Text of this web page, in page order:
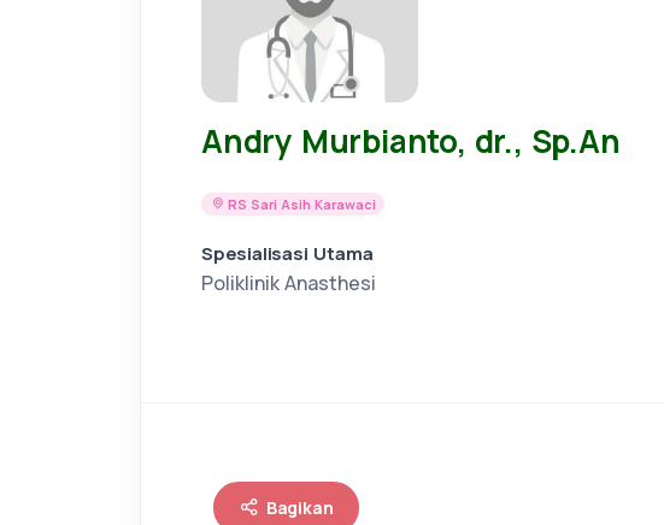
Andry Murbianto, dr., Sp.An
RS Sari Asih Karawaci
Spesialisasi Utama
Poliklinik Anasthesi
Bagikan